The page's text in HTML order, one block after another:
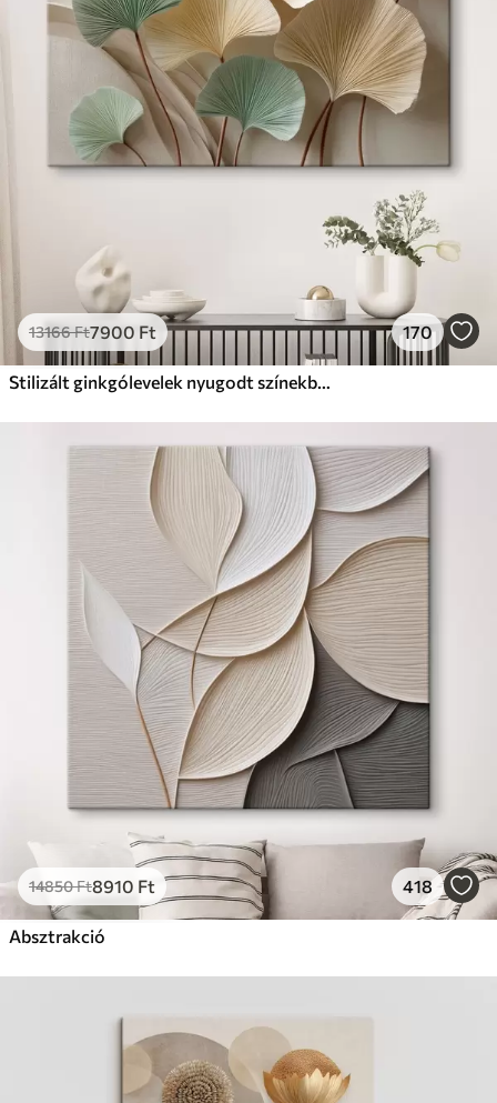
Prémium
Ft
Élénk, gazdag színek
Fakulásálló
✓Biztonságos, szagtalan tinta
Eco-Prémium
Tól12405Ft
✓Élénk, gazdag színek
✓Fakulásálló
Környezetbarát anyag
13166Ft7900 Ft 170
Stilizált ginkgólevelek nyugodt színekben
14850Ft8910 Ft 418
Absztrakció